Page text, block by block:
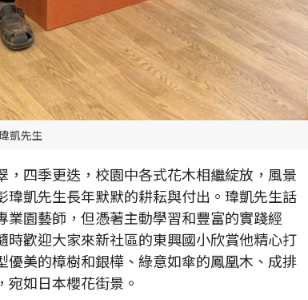
凱先生
四季更迭，校園中各式花木相繼綻放，風景
凱先生長年默默的耕耘與付出。瑋凱先生話
園藝師，但憑著主動學習和豐富的實踐經
歡迎大家來新社區的東興國小欣賞他精心打
美的樟樹和銀樺、綠意如傘的鳳凰木、成排
如日本櫻花街景。